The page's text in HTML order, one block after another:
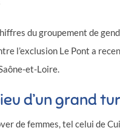
du groupement de
l’exclusion Le Pont a
et-Loire.
d’un grand
de femmes, tel celui de